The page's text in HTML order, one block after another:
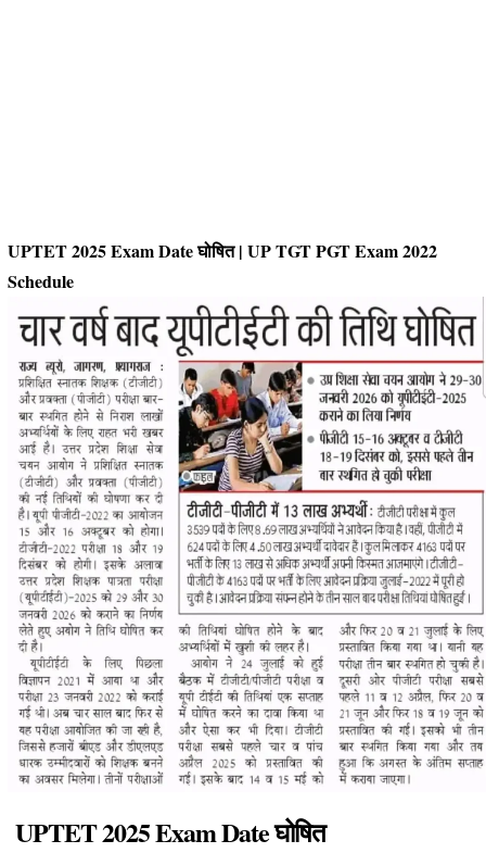
UPTET 2025 Exam Date घोषित | UP TGT PGT Exam 2022
Schedule
UPTET 2025 Exam Date घोषित